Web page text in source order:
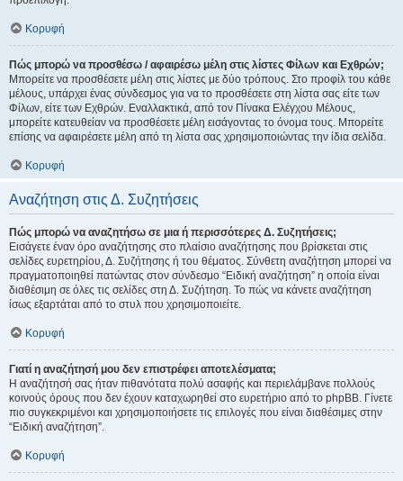
Κορυφή
Πώς μπορώ να προσθέσω / αφαιρέσω μέλη στις λίστες Φίλων και Εχθρών;
Μπορείτε να προσθέσετε μέλη στις λίστες με δύο τρόπους. Στο προφίλ του κάθε
μέλους, υπάρχει ένας σύνδεσμος για να το προσθέσετε στη λίστα σας είτε των
Φίλων, είτε των Εχθρών. Εναλλακτικά, από τον Πίνακα Ελέγχου Μέλους,
μπορείτε κατευθείαν να προσθέσετε μέλη εισάγοντας το όνομα τους. Μπορείτε
επίσης να αφαιρέσετε μέλη από τη λίστα σας χρησιμοποιώντας την ίδια σελίδα.
Κορυφή
Αναζήτηση στις Δ. Συζητήσεις
Πώς μπορώ να αναζητήσω σε μια ή περισσότερες Δ. Συζητήσεις;
Εισάγετε έναν όρο αναζήτησης στο πλαίσιο αναζήτησης που βρίσκεται στις
σελίδες ευρετηρίου, Δ. Συζήτησης ή του θέματος. Σύνθετη αναζήτηση μπορεί να
πραγματοποιηθεί πατώντας στον σύνδεσμο “Ειδική αναζήτηση” η οποία είναι
διαθέσιμη σε όλες τις σελίδες στη Δ. Συζήτηση. Το πώς να κάνετε αναζήτηση
ίσως εξαρτάται από το στυλ που χρησιμοποιείτε.
Κορυφή
Γιατί η αναζήτησή μου δεν επιστρέφει αποτελέσματα;
Η αναζήτησή σας ήταν πιθανότατα πολύ ασαφής και περιελάμβανε πολλούς
κοινούς όρους που δεν έχουν καταχωρηθεί στο ευρετήριο από το phpBB. Γίνετε
πιο συγκεκριμένοι και χρησιμοποιήσετε τις επιλογές που είναι διαθέσιμες στην
“Ειδική αναζήτηση”.
Κορυφή